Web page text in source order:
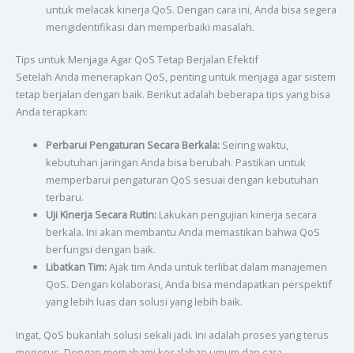
untuk melacak kinerja QoS. Dengan cara ini, Anda bisa segera
mengidentifikasi dan memperbaiki masalah.
Tips untuk Menjaga Agar QoS Tetap Berjalan Efektif
Setelah Anda menerapkan QoS, penting untuk menjaga agar sistem
tetap berjalan dengan baik. Berikut adalah beberapa tips yang bisa
Anda terapkan:
Perbarui Pengaturan Secara Berkala:Seiring waktu,
kebutuhan jaringan Anda bisa berubah. Pastikan untuk
memperbarui pengaturan QoS sesuai dengan kebutuhan
terbaru.
Uji Kinerja Secara Rutin:Lakukan pengujian kinerja secara
berkala. Ini akan membantu Anda memastikan bahwa QoS
berfungsi dengan baik.
Libatkan Tim:Ajak tim Anda untuk terlibat dalam manajemen
QoS. Dengan kolaborasi, Anda bisa mendapatkan perspektif
yang lebih luas dan solusi yang lebih baik.
Ingat, QoS bukanlah solusi sekali jadi. Ini adalah proses yang terus